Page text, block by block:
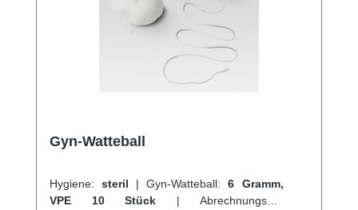
Gyn-Watteball
Hygiene: steril | Gyn-Watteball: 6 Gramm,
VPE 10 Stück |
Abrechnungsart: